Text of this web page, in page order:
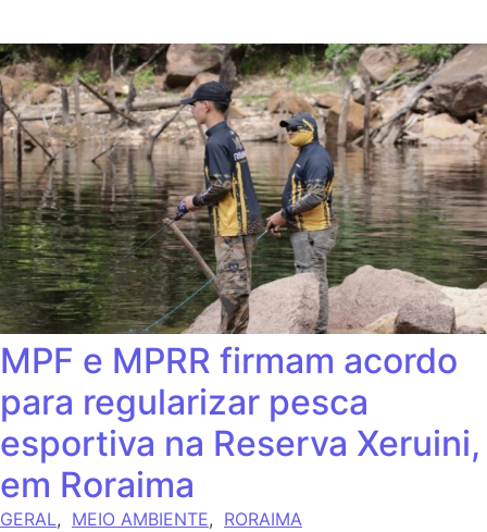
MPF e MPRR firmam acordo
para regularizar pesca
esportiva na Reserva Xeruini,
em Roraima
GERAL, MEIO AMBIENTE, RORAIMA